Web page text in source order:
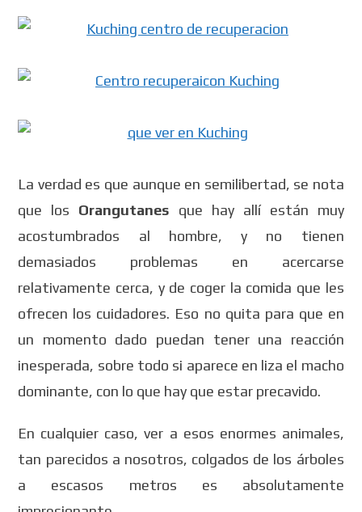
La verdad es que aunque en semilibertad, se nota
que los Orangutanes que hay allí están muy
acostumbrados al hombre, y no tienen
demasiados problemas en acercarse
relativamente cerca, y de coger la comida que les
ofrecen los cuidadores. Eso no quita para que en
un momento dado puedan tener una reacción
inesperada, sobre todo si aparece en liza el macho
dominante, con lo que hay que estar precavido.
En cualquier caso, ver a esos enormes animales,
tan parecidos a nosotros, colgados de los árboles
a escasos metros es absolutamente